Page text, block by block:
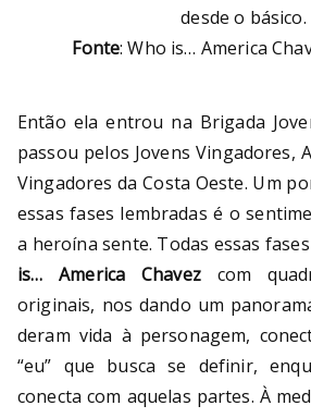
desde o básico.
Fonte: Who is… America
Então ela entrou na Brigada
passou pelos Jovens Vingadores,
Vingadores da Costa Oeste. Um
essas fases lembradas é o
a heroína sente. Todas essas
is… America Chavezcom
originais, nos dando um
deram vida à personagem,
“eu” que busca se definir,
conecta com aquelas partes. À